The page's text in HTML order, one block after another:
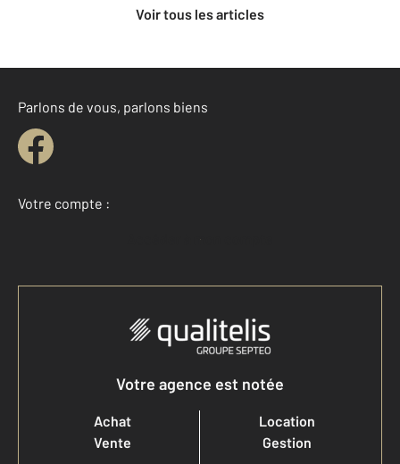
Voir tous les articles
Parlons de vous, parlons biens
Votre compte :
Accéder à mon compte
Votre agence est notée
Achat
Vente
Location
Gestion